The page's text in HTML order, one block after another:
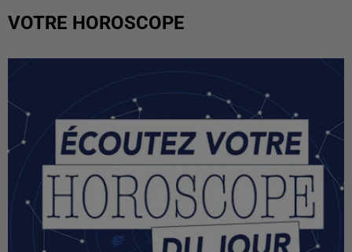
VOTRE HOROSCOPE